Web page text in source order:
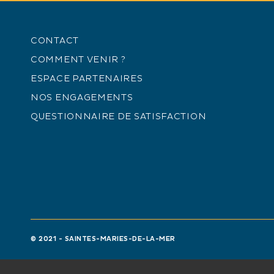
CONTACT
COMMENT VENIR ?
ESPACE PARTENAIRES
NOS ENGAGEMENTS
QUESTIONNAIRE DE SATISFACTION
© 2021 - SAINTES-MARIES-DE-LA-MER